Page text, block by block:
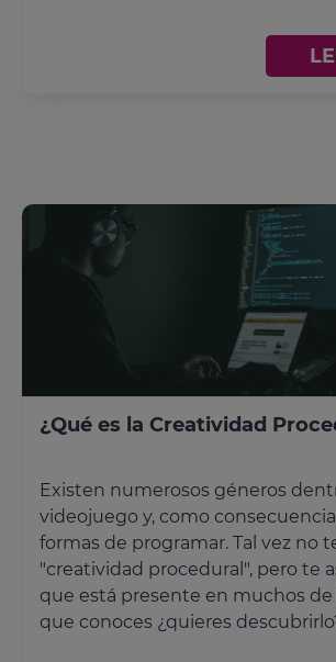
¿Qué es la Creatividad
Existen numerosos géneros
videojuego y, como
formas de programar. Tal vez no
"creatividad procedural", pero te
que está presente en muchos de
que conoces ¿quieres